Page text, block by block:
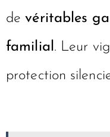
devéritables
familial . Leur
protection